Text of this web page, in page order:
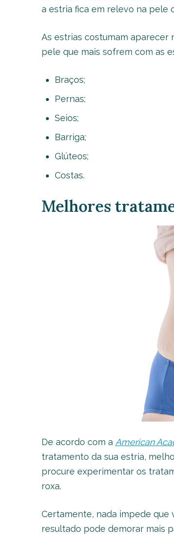
a estria fica em relevo na pele
As estrias costumam aparecer
pele que mais sofrem com as
Braços;
Pernas;
Seios;
Barriga;
Glúteos;
Costas.
Melhores
De acordo com a American
tratamento da sua estria,
procure experimentar os
roxa.
Certamente, nada impede que
resultado pode demorar mais